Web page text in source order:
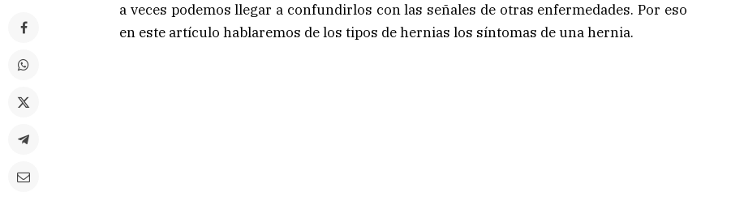
a veces podemos llegar a confundirlos con las señales de otras enfermedades. Por eso
en este artículo hablaremos de los tipos de hernias los síntomas de una hernia.